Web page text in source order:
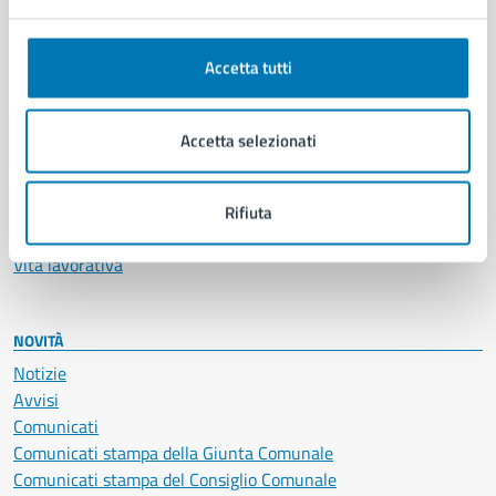
Accetta tutti
Accetta selezionati
Rifiuta
Documenti e certificati
Educazione e formazione
Imprese e commercio
Salute, benessere e assistenza
Servizi Cimiteriali
Vita lavorativa
NOVITÀ
Notizie
Avvisi
Comunicati
Comunicati stampa della Giunta Comunale
Comunicati stampa del Consiglio Comunale